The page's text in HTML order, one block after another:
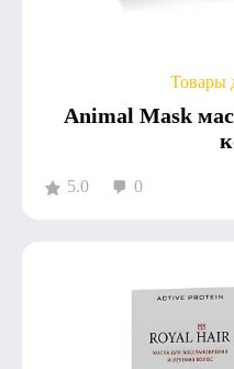
Товары
Animal Mask
5.0 0